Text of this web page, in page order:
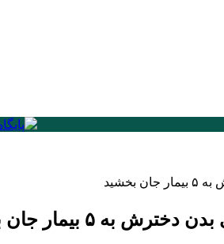
۵ بیمار جان بخشید